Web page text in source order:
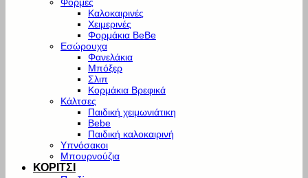
Καλοκαιρινές
Χειμερινές
Φορμάκια BeBe
Εσώρουχα
Φανελάκια
Μπόξερ
Σλιπ
Κορμάκια Βρεφικά
Κάλτσες
Παιδική χειμωνιάτικη
Bebe
Παιδική καλοκαιρινή
Υπνόσακοι
Μπουρνούζια
ΚΟΡΙΤΣΙ